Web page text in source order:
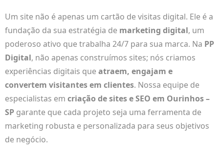
Um site não é apenas um cartão de visitas digital. Ele é a
fundação da sua estratégia de marketing digital, um
poderoso ativo que trabalha 24/7 para sua marca. Na PP
Digital, não apenas construímos sites; nós criamos
experiências digitais queatraem, engajam e
convertem visitantes em clientes. Nossa equipe de
especialistas em criação de sites e SEO em Ourinhos –
SP garante que cada projeto seja uma ferramenta de
marketing robusta e personalizada para seus objetivos
de negócio.